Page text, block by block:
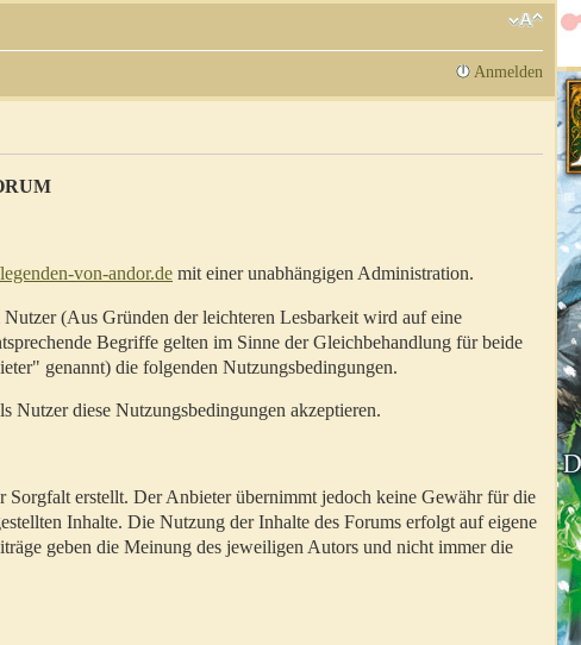
Anmelden
von-andor.de mit einer unabhängigen Administration.
(Aus Gründen der leichteren Lesbarkeit wird auf eine
Begriffe gelten im Sinne der Gleichbehandlung für beide
genannt) die folgenden Nutzungsbedingungen.
Nutzer diese Nutzungsbedingungen akzeptieren.
erstellt. Der Anbieter übernimmt jedoch keine Gewähr für die
Inhalte. Die Nutzung der Inhalte des Forums erfolgt auf eigene
geben die Meinung des jeweiligen Autors und nicht immer die